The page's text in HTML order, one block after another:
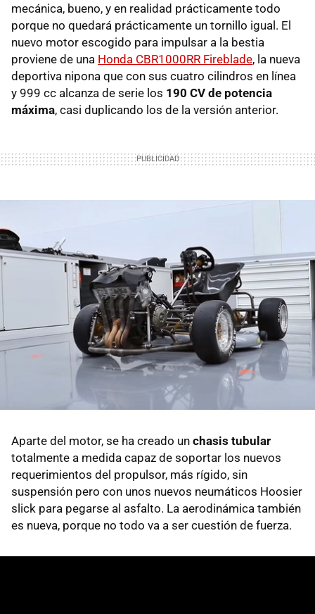
mecánica, bueno, y en realidad prácticamente todo
porque no quedará prácticamente un tornillo igual. El
nuevo motor escogido para impulsar a la bestia
proviene de una Honda CBR1000RR Fireblade, la nueva
deportiva nipona que con sus cuatro cilindros en línea
y 999 cc alcanza de serie los 190 CV de potencia
máxima, casi duplicando los de la versión anterior.
Aparte del motor, se ha creado un chasis tubular
totalmente a medida capaz de soportar los nuevos
requerimientos del propulsor, más rígido, sin
suspensión pero con unos nuevos neumáticos Hoosier
slick para pegarse al asfalto. La aerodinámica también
es nueva, porque no todo va a ser cuestión de fuerza.